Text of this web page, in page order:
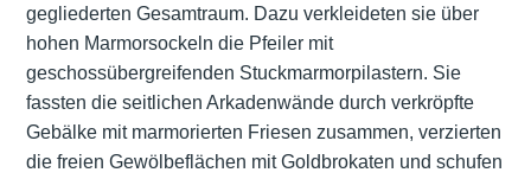
gegliederten Gesamtraum. Dazu verkleideten sie über
hohen Marmorsockeln die Pfeiler mit
geschossübergreifenden Stuckmarmorpilastern. Sie
fassten die seitlichen Arkadenwände durch verkröpfte
Gebälke mit marmorierten Friesen zusammen, verzierten
die freien Gewölbeflächen mit Goldbrokaten und schufen